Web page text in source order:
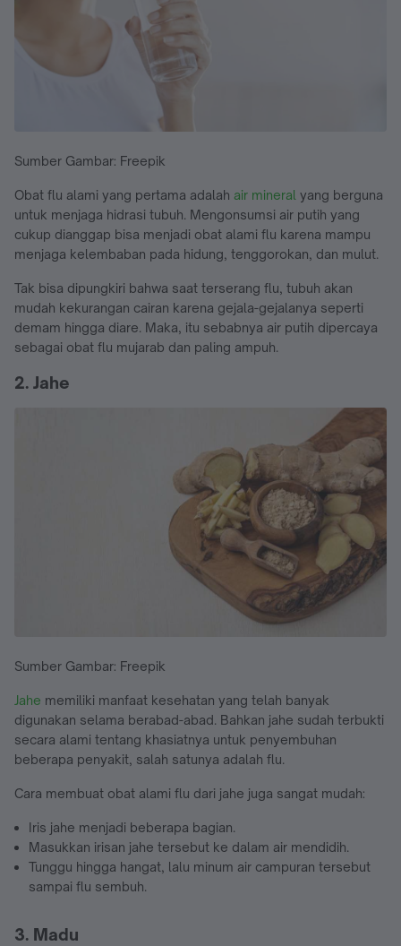
Sumber Gambar: Freepik
Obat flu alami yang pertama adalah air mineral yang berguna
untuk menjaga hidrasi tubuh. Mengonsumsi air putih yang
cukup dianggap bisa menjadi obat alami flu karena mampu
menjaga kelembaban pada hidung, tenggorokan, dan mulut.
Tak bisa dipungkiri bahwa saat terserang flu, tubuh akan
mudah kekurangan cairan karena gejala-gejalanya seperti
demam hingga diare. Maka, itu sebabnya air putih dipercaya
sebagai obat flu mujarab dan paling ampuh.
2. Jahe
Sumber Gambar: Freepik
Jahe memiliki manfaat kesehatan yang telah banyak
digunakan selama berabad-abad. Bahkan jahe sudah terbukti
secara alami tentang khasiatnya untuk penyembuhan
beberapa penyakit, salah satunya adalah flu.
Cara membuat obat alami flu dari jahe juga sangat mudah:
Iris jahe menjadi beberapa bagian.
Masukkan irisan jahe tersebut ke dalam air mendidih.
Tunggu hingga hangat, lalu minum air campuran tersebut
sampai flu sembuh.
3. Madu